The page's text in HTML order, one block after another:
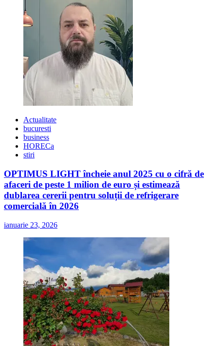
Actualitate
bucuresti
business
HORECa
stiri
OPTIMUS LIGHT încheie anul 2025 cu o cifră de
afaceri de peste 1 milion de euro și estimează
dublarea cererii pentru soluții de refrigerare
comercială în 2026
ianuarie 23, 2026